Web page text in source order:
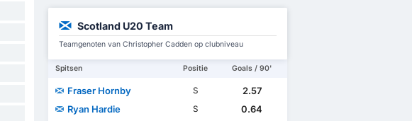
Scotland U20 Team
Teamgenoten van Christopher Cadden op clubniveau
Spitsen Positie Goals / 90'
Fraser Hornby S
2.57
Ryan Hardie
S
0.64